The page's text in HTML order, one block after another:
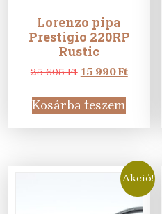
Lorenzo pipa
Prestigio 220RP
Rustic
25 605Ft Original
was:
25
605 Ft.
15 990FtCurrent
990 Ft.
Kosárba teszem
Akció!